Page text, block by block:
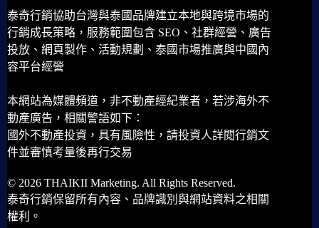
泰奇行銷協助台灣與泰國品牌建立本地與跨境市場的
行銷成長策略，服務範圍包含 SEO、社群經營、廣告
投放、網頁製作、活動規劃、泰國市場推廣與中國內
容平台經營
本網站為媒體頻道，非不動產經紀業者，若涉海外不
動產廣告，相關警語如下：
國外不動產投資，具有風險性，請投資人詳閱行銷文
件並審慎考量後再行交易
© 2026 THAIKII Marketing. All Rights Reserved.
泰奇行銷保留所有內容、品牌識別與網站資料之相關
權利。